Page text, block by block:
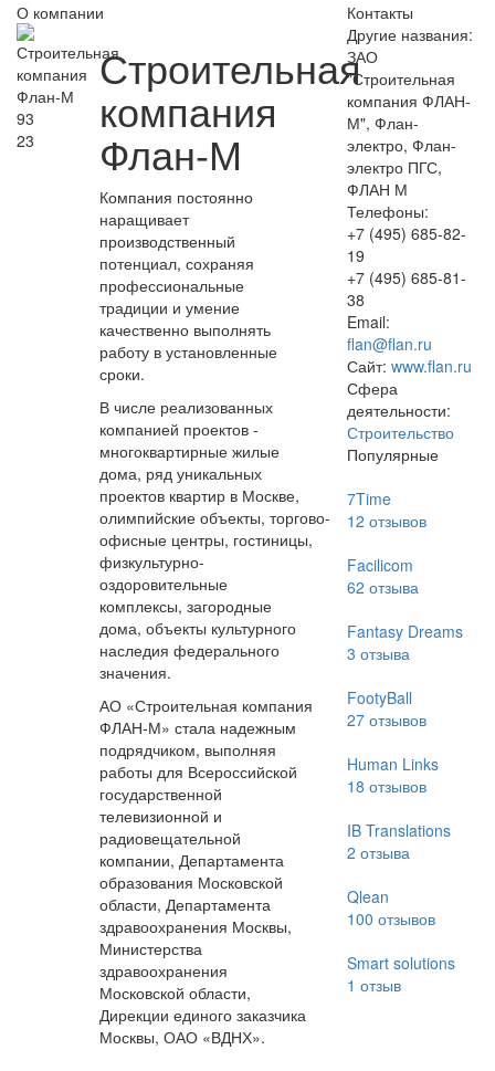
О компании
93
23
Строительная
компания
Флан-М
Компания постоянно
наращивает
производственный
потенциал, сохраняя
профессиональные
традиции и умение
качественно выполнять
работу в установленные
сроки.
В числе реализованных
компанией проектов -
многоквартирные жилые
дома, ряд уникальных
проектов квартир в Москве,
олимпийские объекты, торгово-
офисные центры, гостиницы,
физкультурно-
оздоровительные
комплексы, загородные
дома, объекты культурного
наследия федерального
значения.
АО «Строительная компания
ФЛАН-М» стала надежным
подрядчиком, выполняя
работы для Всероссийской
государственной
телевизионной и
радиовещательной
компании, Департамента
образования Московской
области, Департамента
здравоохранения Москвы,
Министерства
здравоохранения
Московской области,
Дирекции единого заказчика
Москвы, ОАО «ВДНХ».
Контакты
Другие названия:
ЗАО
"Строительная
компания ФЛАН-
М", Флан-
электро, Флан-
электро ПГС,
ФЛАН М
Телефоны:
+7 (495) 685-82-
19
+7 (495) 685-81-
38
Email:
flan@flan.ru
Сайт: www.flan.ru
Сфера
деятельности:
Строительство
Популярные
7Time
12 отзывов
Facilicom
62 отзыва
Fantasy Dreams
3 отзыва
FootyBall
27отзывов
Human Links
18 отзывов
IB Translations
2 отзыва
Qlean
100 отзывов
Smart solutions
1 отзыв